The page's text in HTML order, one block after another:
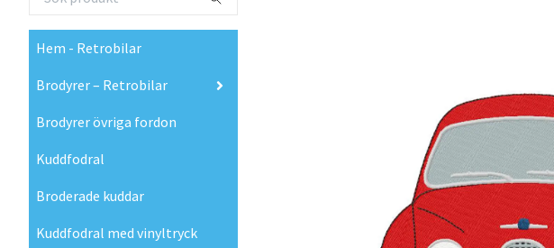
Hem - Retrobilar
Brodyrer – Retrobilar
Brodyrer övriga fordon
Kuddfodral
Broderade kuddar
Kuddfodral med vinyltryck